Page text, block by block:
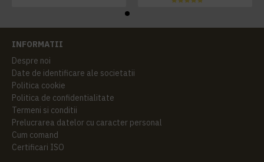
INFORMATII
Despre noi
Date de identificare ale societatii
Politica cookie
Politica de confidentialitate
Termeni si conditii
Prelucrarea datelor cu caracter personal
Cum comand
Certificari ISO